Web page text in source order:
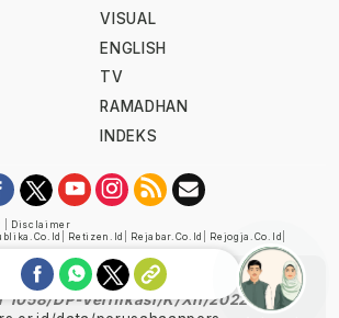
VISUAL
ENGLISH
TV
RAMADHAN
INDEKS
Disclaimer
Retizen.id Rejabar.co.id Rejogja.co.id
diverifikasi oleh Dewan Pers
1058/DP-Verifikasi/K/XII/2022